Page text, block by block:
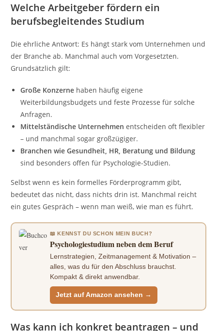
Welche Arbeitgeber fördern ein
berufsbegleitendes Studium
Die ehrliche Antwort: Es hängt stark vom Unternehmen und
der Branche ab. Manchmal auch vom Vorgesetzten.
Grundsätzlich gilt:
Große Konzerne haben häufig eigene
Weiterbildungsbudgets und feste Prozesse für solche
Anfragen.
Mittelständische Unternehmen entscheiden oft flexibler
– und manchmal sogar großzügiger.
Branchen wie Gesundheit, HR, Beratung und Bildung
sind besonders offen für Psychologie-Studien.
Selbst wenn es kein formelles Förderprogramm gibt,
bedeutet das nicht, dass nichts drin ist. Manchmal reicht
ein gutes Gespräch – wenn man weiß, wie man es führt.
📖 KENNST DU SCHON MEIN BUCH?
Psychologiestudium neben dem Beruf
Lernstrategien, Zeitmanagement & Motivation –
alles, was du für den Abschluss brauchst.
Kompakt & direkt anwendbar.
Jetzt auf Amazon ansehen →
Was kann ich konkret beantragen – und